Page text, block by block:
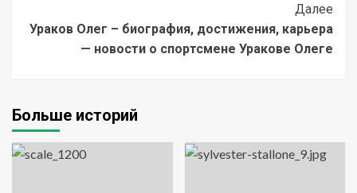
Далее
Ураков Олег – биография, достижения, карьера
— новости о спортсмене Уракове Олеге
Больше историй